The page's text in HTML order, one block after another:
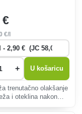
€
€/l
+ U košaricu
trenutačno olakšanje
i oteklina nakon